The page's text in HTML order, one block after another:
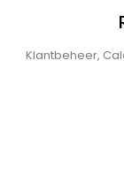
Klantbeheer,